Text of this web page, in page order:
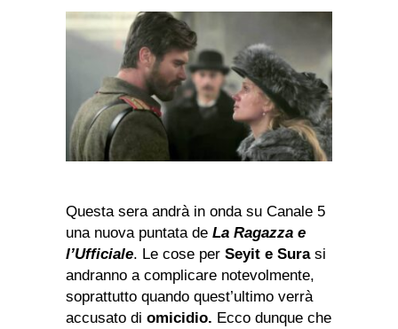
Questa sera andrà in onda su Canale 5
una nuova puntata de La Ragazza e
l’Ufficiale. Le cose per Seyit e Surasi
andranno a complicare notevolmente,
soprattutto quando quest’ultimo verrà
accusato di omicidio. Ecco dunque che